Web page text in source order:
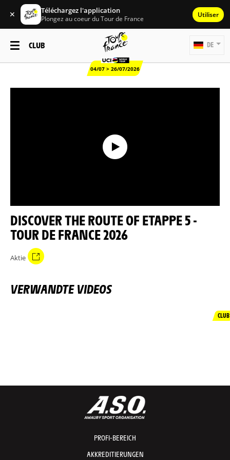
✕ Téléchargez l'application
Plongez au coeur du Tour de France Utiliser
CLUB
04/07 > 26/07/2026
DE
DISCOVER THE ROUTE OF ETAPPE 5 -
TOUR DE FRANCE 2026
Aktie
VERWANDTE VIDEOS
CLUB
PROFI-BEREICH
AKKREDITIERUNGEN